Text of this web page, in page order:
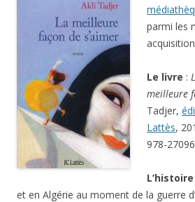
parmi les
Le livre :
meilleure
Tadjer,
Lattès,
978-
L’histoire
et en Algérie au moment de la guerre